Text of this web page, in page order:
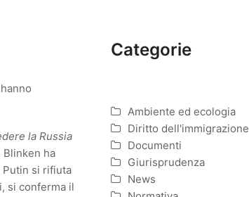
la Russia
Blinken ha
Putin si rifiuta
si conferma il
Categorie
Ambiente ed ecologia
Diritto dell'immigrazione
Documenti
Giurisprudenza
News